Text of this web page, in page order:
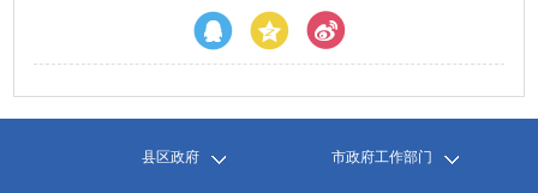
县区政府 市政府工作部门